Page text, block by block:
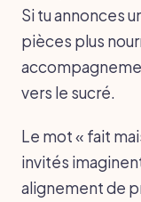
Si tu annonces
pièces plus
vers le sucré.
Le mot « fait
invités
alignement de